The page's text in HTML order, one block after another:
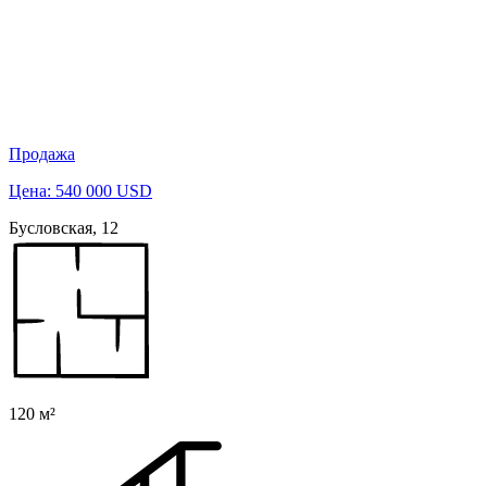
Продажа
Цена: 540 000 USD
Бусловская, 12
120 м²